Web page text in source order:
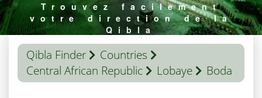
Trouvez facilement
votre direction de la
Qibla
Qibla Finder
Countries
Central African Republic
Lobaye Boda